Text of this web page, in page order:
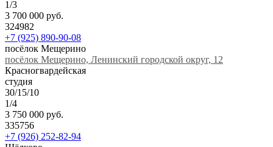
1/3
3 700 000 руб.
324982
+7 (925) 890-90-08
посёлок Мещерино
посёлок Мещерино, Ленинский городской округ, 12
Красногвардейская
студия
30/15/10
1/4
3 750 000 руб.
335756
+7 (926) 252-82-94